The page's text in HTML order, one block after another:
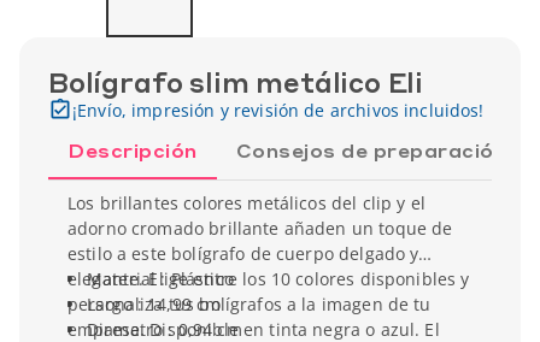
Bolígrafo slim metálico Eli
¡Envío, impresión y revisión de archivos incluidos!
Descripción Consejos de preparación
Los brillantes colores metálicos del clip y el
adorno cromado brillante añaden un toque de
estilo a este bolígrafo de cuerpo delgado y
elegante. Elige entre los 10 colores disponibles y
personaliza tus bolígrafos a la imagen de tu
empresa. Disponible en tinta negra o azul. El
Material : Plástico
Largo : 14,99 cm
Diametro : 0,94 cm